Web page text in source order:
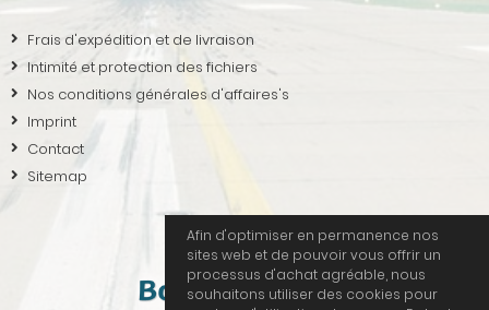
Frais d'expédition et de livraison
Intimité et protection des fichiers
Nos conditions générales d'affaires's
Imprint
Contact
Sitemap
Afin d'optimiser en permanence nos
sites web et de pouvoir vous offrir un
processus d'achat agréable, nous
souhaitons utiliser des cookies pour